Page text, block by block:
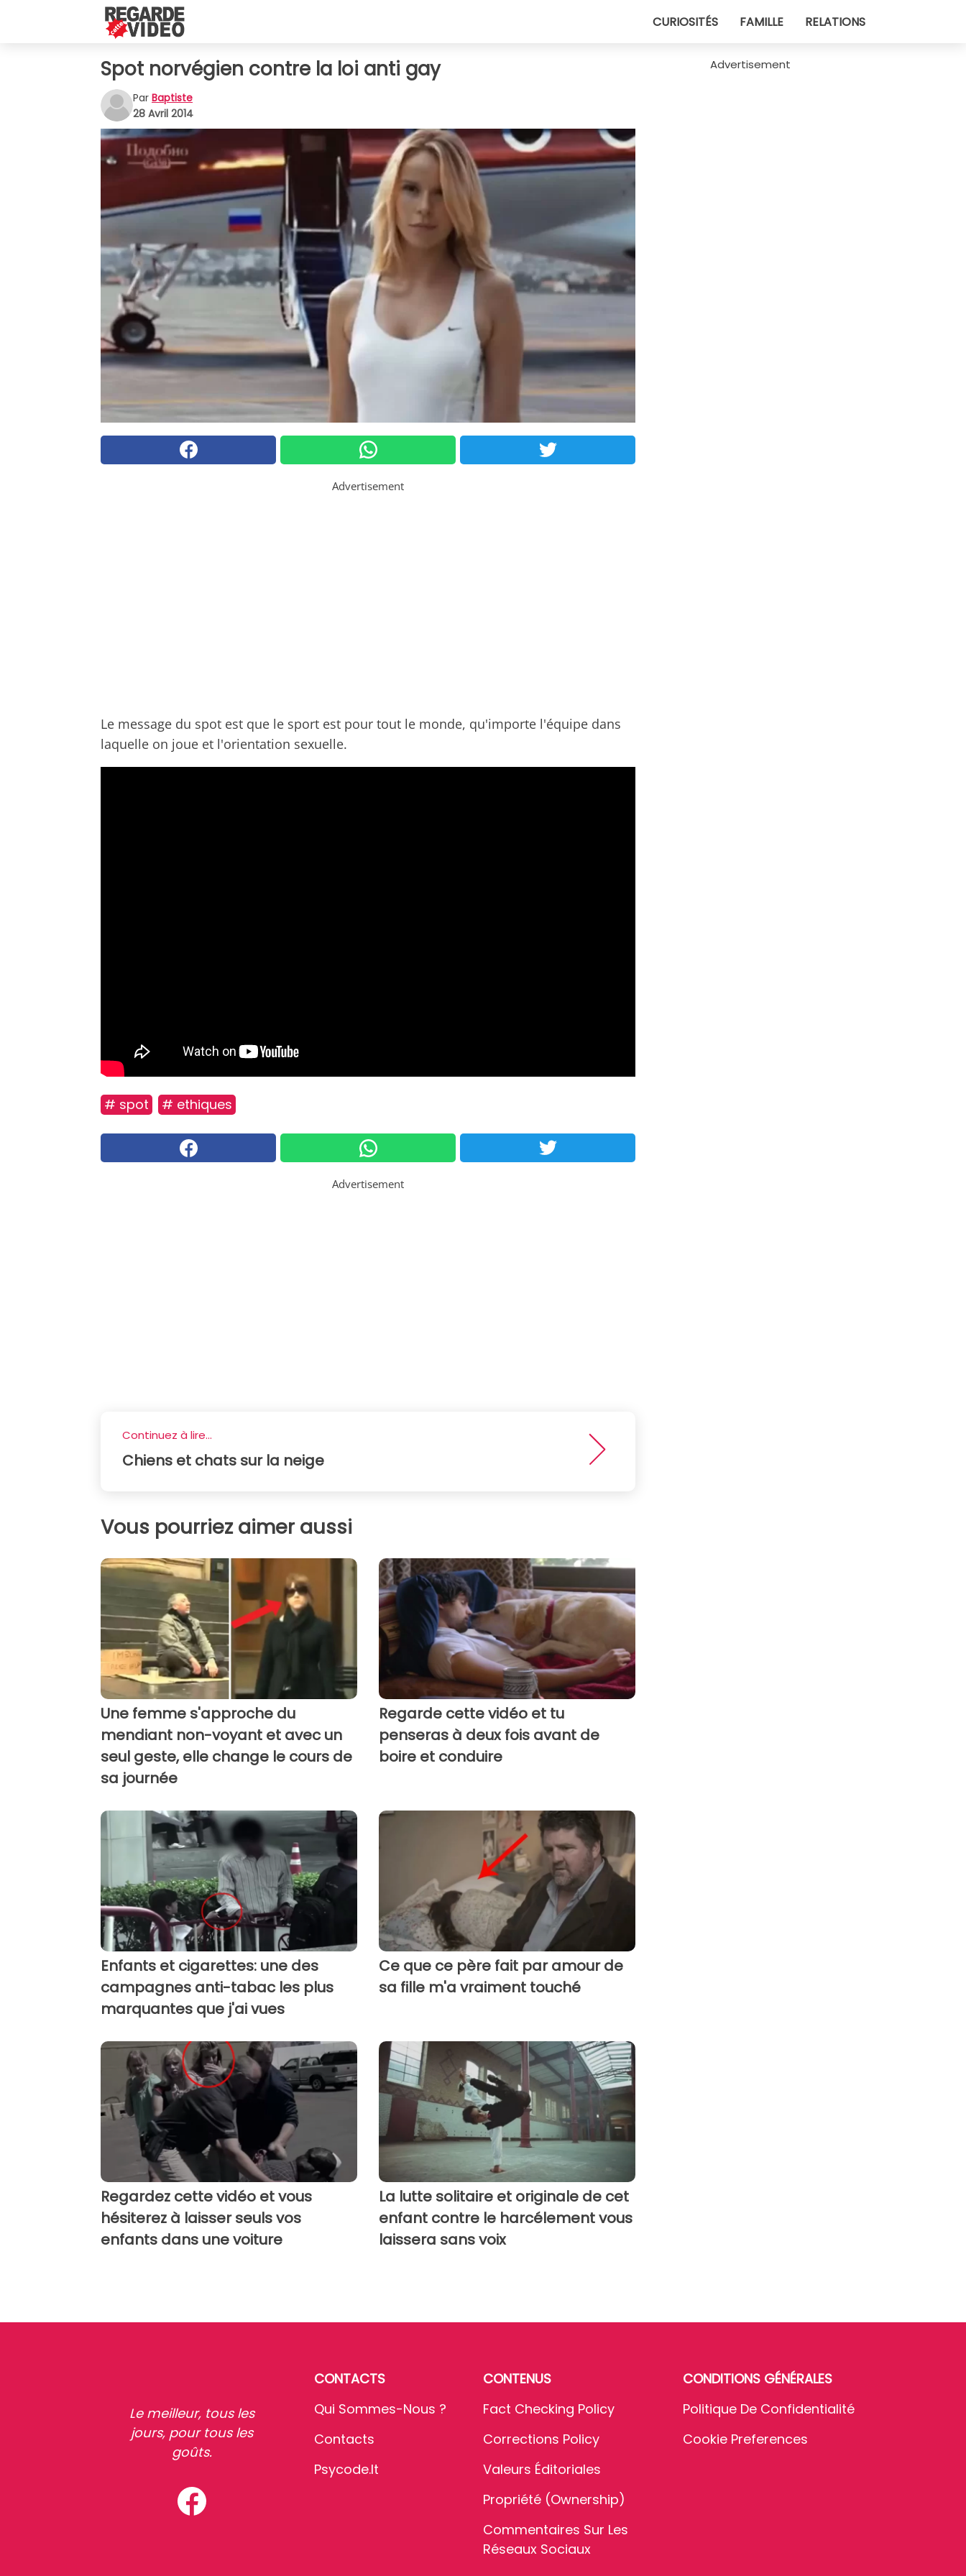
CURIOSITÉS FAMILLE RELATIONS
Spot norvégien contre la loi anti gay
Par Baptiste
28 Avril 2014
Advertisement
Le message du spot est que le sport est pour tout le monde, qu'importe l'équipe dans
laquelle on joue et l'orientation sexuelle.
# spot # ethiques
Advertisement
Continuez à lire...
Chiens et chats sur la neige
Vous pourriez aimer aussi
Une femme s'approche du
mendiant non-voyant et avec un
seul geste, elle change le cours de
sa journée
Regarde cette vidéo et tu
penseras à deux fois avant de
boire et conduire
Enfants et cigarettes: une des
campagnes anti-tabac les plus
marquantes que j'ai vues
Ce que ce père fait par amour de
sa fille m'a vraiment touché
Regardez cette vidéo et vous
hésiterez à laisser seuls vos
enfants dans une voiture
La lutte solitaire et originale de cet
enfant contre le harcélement vous
laissera sans voix
Advertisement
Le meilleur, tous les
jours, pour tous les
goûts.
CONTACTS
Qui Sommes-Nous ?
Contacts
Psycode.it
CONTENUS
Fact Checking Policy
Corrections Policy
Valeurs Éditoriales
Propriété (Ownership)
Commentaires Sur Les
Réseaux Sociaux
CONDITIONS GÉNÉRALES
Politique De Confidentialité
Cookie Preferences